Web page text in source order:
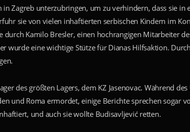
Zagreb unterzubringen, um zu verhindern, dass sie in
sie von vielen inhaftierten serbischen Kindern im
Kamilo Bresler, einen hochrangigen Mitarbeiter
wurde eine wichtige Stütze für Dianas Hilfsaktion.
des größten Lagers, dem KZ Jasenovac. Während des
und Roma ermordet, einige Berichte sprechen sogar
und auch sie wollte Budisavljević retten.